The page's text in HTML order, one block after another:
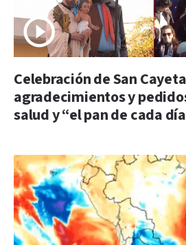
Celebración de San
agradecimientos y
salud y “el pan de cada